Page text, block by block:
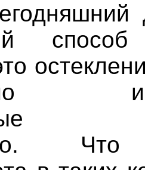
способ
Что